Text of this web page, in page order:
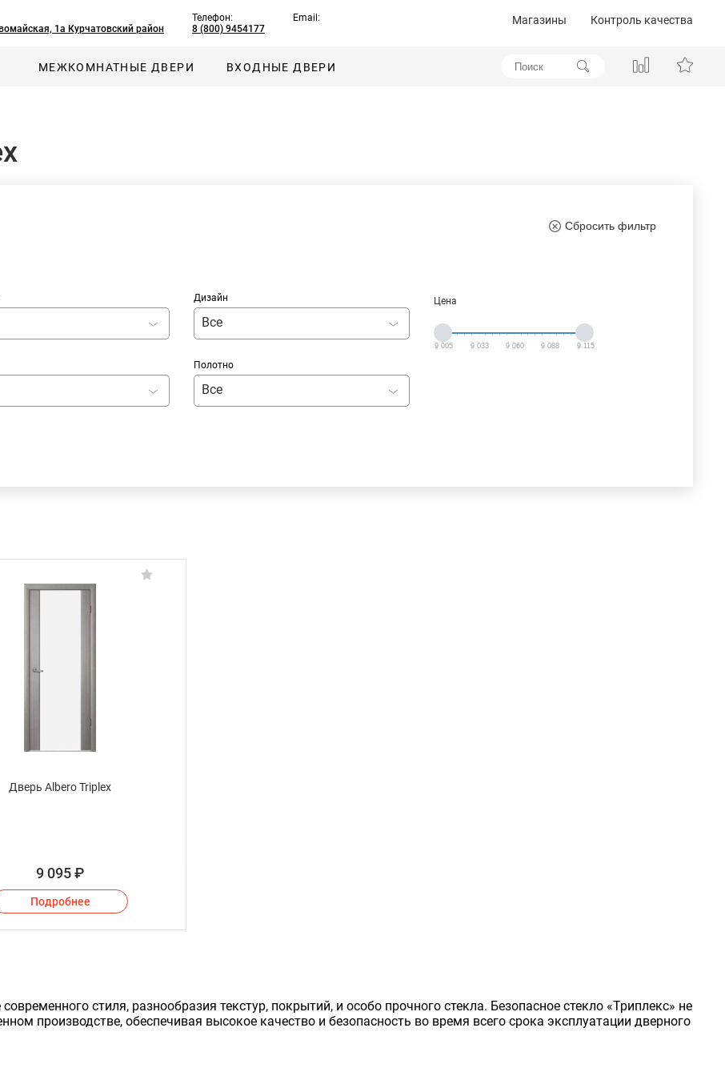
1а Курчатовский район
Телефон:
8 (800) 9454177
Email: Магазины Контроль качества
МЕЖКОМНАТНЫЕ ДВЕРИ ВХОДНЫЕ ДВЕРИ
Сбросить фильтр
Дизайн
Все
Полотно
Все
Цена
9 005 9 033 9 060 9 088 9 115
Дверь Albero Triplex
9 095₽
Подробнее
стиля, разнообразия текстур, покрытий, и особо прочного стекла. Безопасное стекло «Триплекс» не
производстве, обеспечивая высокое качество и безопасность во время всего срока эксплуатации дверного